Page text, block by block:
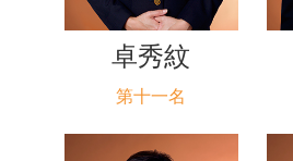
卓秀紋
第十一名